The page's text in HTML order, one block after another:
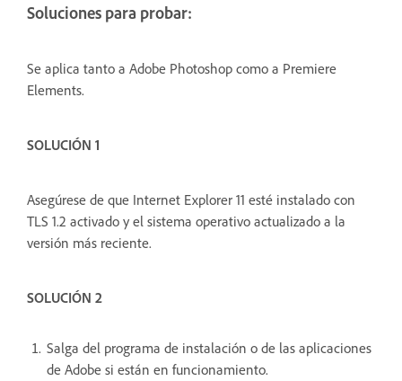
Soluciones para probar:
Se aplica tanto a Adobe Photoshop como a Premiere
Elements.
SOLUCIÓN 1
Asegúrese de que Internet Explorer 11 esté instalado con
TLS 1.2 activado y el sistema operativo actualizado a la
versión más reciente.
SOLUCIÓN 2
Salga del programa de instalación o de las aplicaciones
de Adobe si están en funcionamiento.